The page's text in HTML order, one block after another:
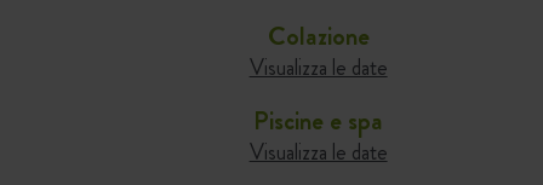
Colazione
Visualizza le date
Piscine e spa
Visualizza le date